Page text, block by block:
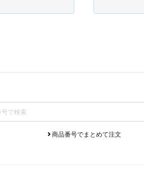
商品番号でまとめて注文